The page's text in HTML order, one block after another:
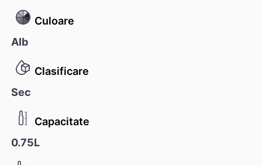
Culoare
Alb
Clasificare
Sec
Capacitate
0.75L